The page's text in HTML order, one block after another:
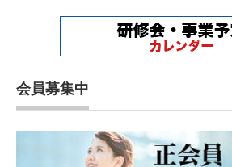
会員募集中